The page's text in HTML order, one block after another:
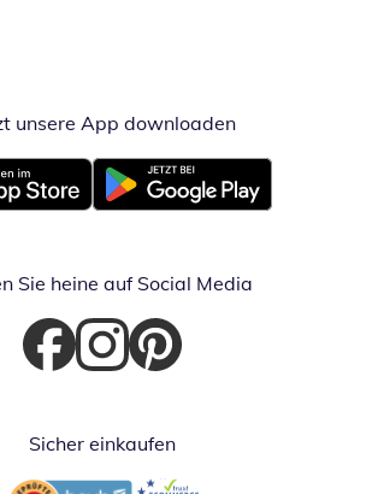
unsere App downloadenÖffnet in
neuem FensterÖffnet in neuem Fenster
Sie heine auf Social Media
Öffnet in neuem Fenster
Öffnet in neuem Fenster
Öffnet in neuem Fenster
Sicher einkaufen